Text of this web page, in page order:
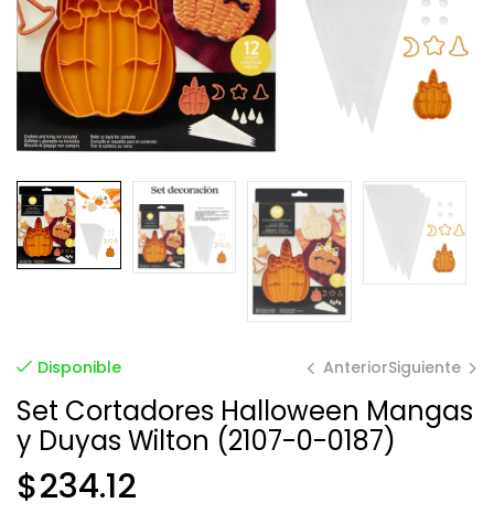
Disponible Anterior
$45.02
Siguiente
$173.84
Set Cortadores Halloween Mangas
y Duyas Wilton (2107-0-0187)
$234.12